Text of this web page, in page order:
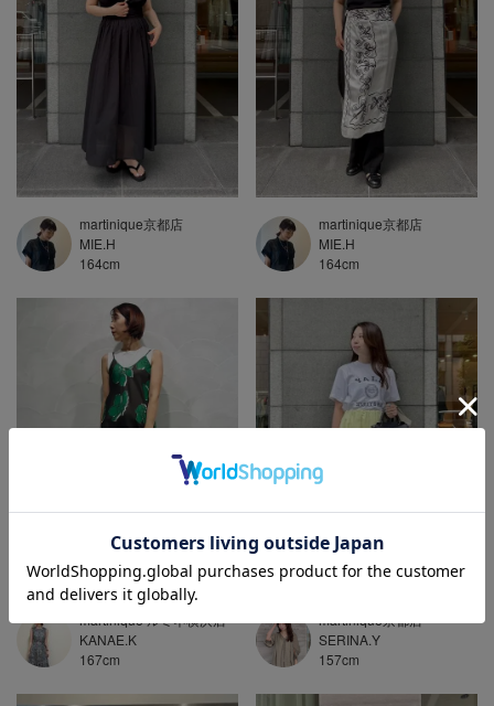
MIE.H
martinique京都店
164cm
MIE.H
martinique京都店
164cm
KANAE.K
martinique ルミネ横浜店
167cm
SERINA.Y
martinique京都店
157cm